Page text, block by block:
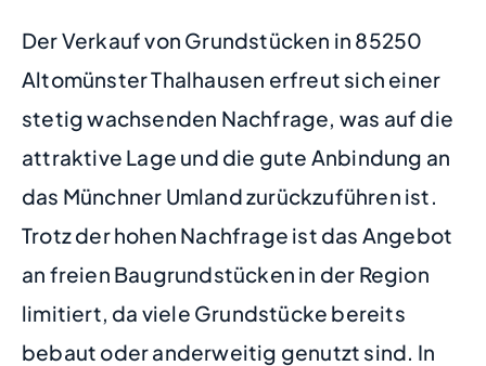
Der Verkauf von Grundstücken in 85250
Altomünster Thalhausen erfreut sich einer
stetig wachsenden Nachfrage, was auf die
attraktive Lage und die gute Anbindung an
das Münchner Umland zurückzuführen ist.
Trotz der hohen Nachfrage ist das Angebot
an freien Baugrundstücken in der Region
limitiert, da viele Grundstücke bereits
bebaut oder anderweitig genutzt sind. In